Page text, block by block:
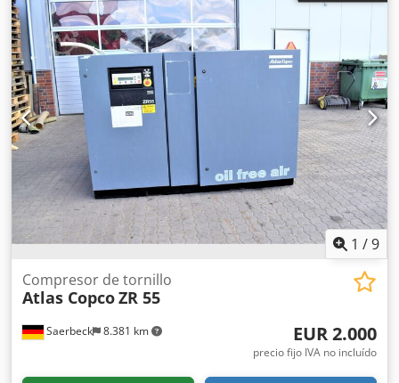
apto para repuestos (motor, unidad compresora,
enfriadores) Dcsdpfsxbdppjx Amuok
1 /9
Saerbeck 8.381 km
Compresor de tornillo
Atlas CopcoZR 55
EUR 2.000
precio fijo IVA no incluído